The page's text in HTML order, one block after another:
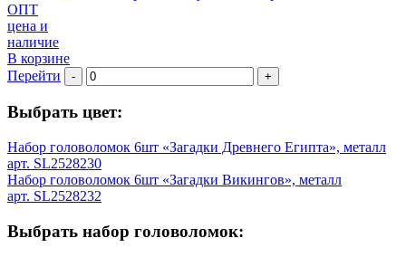
ОПТ
цена и
наличие
В корзине
Перейти
- +
Выбрать цвет:
Набор головоломок 6шт «Загадки Древнего Египта», металл
арт. SL2528230
Набор головоломок 6шт «Загадки Викингов», металл
арт. SL2528232
Выбрать набор головоломок: